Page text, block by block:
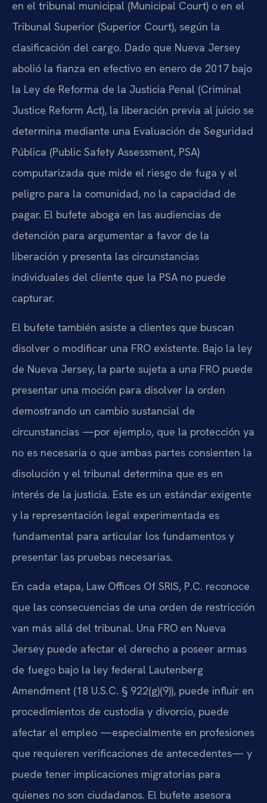
en el tribunal municipal (Municipal Court) o en el
Tribunal Superior (Superior Court), según la
clasificación del cargo. Dado que Nueva Jersey
abolió la fianza en efectivo en enero de 2017 bajo
la Ley de Reforma de la Justicia Penal (Criminal
Justice Reform Act), la liberación previa al juicio se
determina mediante una Evaluación de Seguridad
Pública (Public Safety Assessment, PSA)
computarizada que mide el riesgo de fuga y el
peligro para la comunidad, no la capacidad de
pagar. El bufete aboga en las audiencias de
detención para argumentar a favor de la
liberación y presenta las circunstancias
individuales del cliente que la PSA no puede
capturar.
El bufete también asiste a clientes que buscan
disolver o modificar una FRO existente. Bajo la ley
de Nueva Jersey, la parte sujeta a una FRO puede
presentar una moción para disolver la orden
demostrando un cambio sustancial de
circunstancias —por ejemplo, que la protección ya
no es necesaria o que ambas partes consienten la
disolución y el tribunal determina que es en
interés de la justicia. Este es un estándar exigente
y la representación legal experimentada es
fundamental para articular los fundamentos y
presentar las pruebas necesarias.
En cada etapa, Law Offices Of SRIS, P.C. reconoce
que las consecuencias de una orden de restricción
van más allá del tribunal. Una FRO en Nueva
Jersey puede afectar el derecho a poseer armas
de fuego bajo la ley federal Lautenberg
Amendment (18 U.S.C. § 922(g)(9)), puede influir en
procedimientos de custodia y divorcio, puede
afectar el empleo —especialmente en profesiones
que requieren verificaciones de antecedentes— y
puede tener implicaciones migratorias para
quienes no son ciudadanos. El bufete asesora